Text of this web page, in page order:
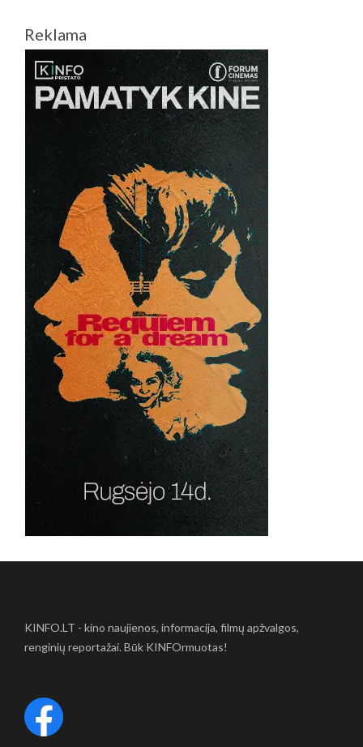
Reklama
KINFO.LT - kino naujienos, informacija, filmų apžvalgos,
renginių reportažai. Būk KINFOrmuotas!